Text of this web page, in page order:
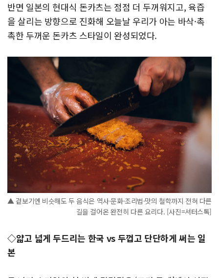
반면 일본의 현대식 돈카츠는 점점 더 두꺼워지고, 육즙
을 살리는 방향으로 진화해 오늘날 우리가 아는 바삭·촉
촉한 두꺼운 돈카츠 스타일이 완성되었다.
▲ 겉보기엔 비슷해도 두 음식은 역사·문화·조리법·맛의 철학까지 전혀 다른
길을 걸어온 완전히 다른 요리다. [사진=셔터스톡]
◇얇고 넓게 두드리는 한국 vs 두껍고 단단하게 써는 일
본